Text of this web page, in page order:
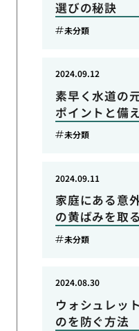
選びの秘訣
未分類
素早く水道の
ポイントと備
2024.09.12
未分類
家庭にある意
の黄ばみを取
2024.09.11
未分類
ウォシュレッ
のを防ぐ方法
2024.08.30